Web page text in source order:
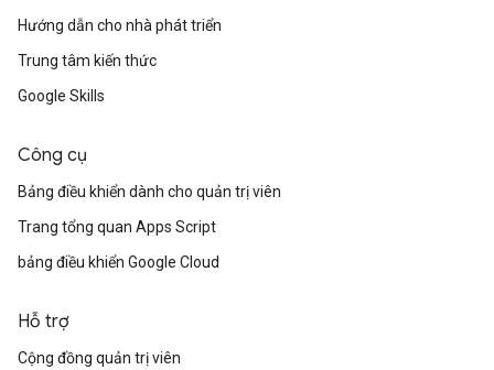
Hướng dẫn cho nhà phát triển
Trung tâm kiến thức
Google Skills
Công cụ
Bảng điều khiển dành cho quản trị viên
Trang tổng quan Apps Script
bảng điều khiển Google Cloud
Hỗ trợ
Cộng đồng quản trị viên